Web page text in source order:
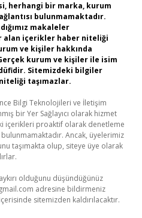
herhangi bir marka, kurum
bulunmamaktadır.
makaleler
alan içerikler haber niteliği
ve kişiler hakkında
kurum ve kişiler ile isim
Sitemizdeki bilgiler
taşımazlar.
Bilgi Teknolojileri ve İletişim
bir Yer Sağlayıcı olarak hizmet
içerikleri proaktif olarak denetleme
Ancak, üyelerimiz
taşımakta olup, siteye üye olarak
olduğunu düşündüğünüz
adresine bildirmeniz
sitemizden kaldırılacaktır.